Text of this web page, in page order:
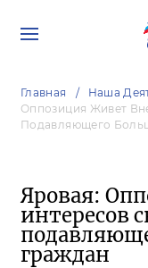
Главная Наша
Оппозиция Живет
Подавляющего
Яровая:
интересов
граждан